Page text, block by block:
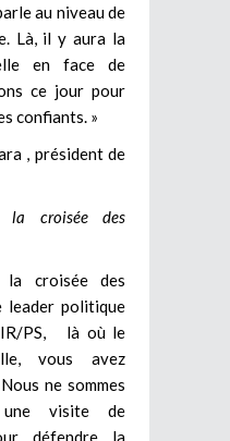
au niveau de
Là, il y aura la
en face de
ce jour pour
confiants. »
, président de
la croisée des
la croisée des
leader politique
PS, là où le
vous avez
ne sommes
visite de
défendre la